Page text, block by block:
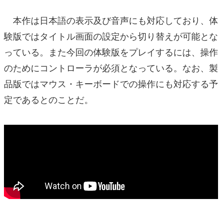
本作は日本語の表示及び音声にも対応しており、体
験版ではタイトル画面の設定から切り替えが可能とな
っている。また今回の体験版をプレイするには、操作
のためにコントローラが必須となっている。なお、製
品版ではマウス・キーボードでの操作にも対応する予
定であるとのことだ。